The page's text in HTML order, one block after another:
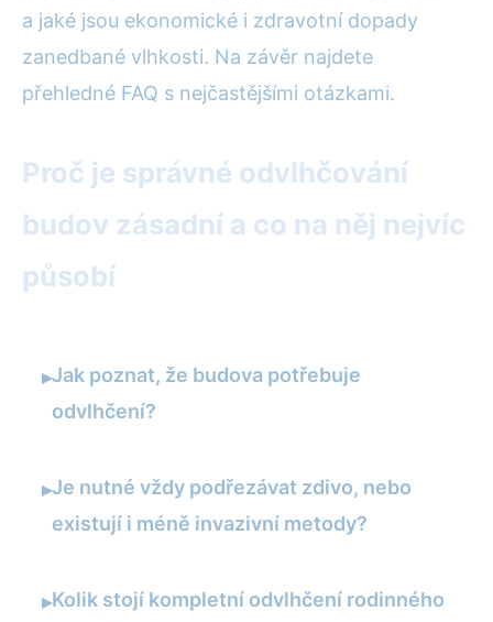
a jaké jsou ekonomické i zdravotní dopady
zanedbané vlhkosti. Na závěr najdete
přehledné FAQ s nejčastějšími otázkami.
Proč je správné odvlhčování
budov zásadní a co na něj nejvíc
působí
▸Jak poznat, že budova potřebuje
odvlhčení?
▸Je nutné vždy podřezávat zdivo, nebo
existují i méně invazivní metody?
▸Kolik stojí kompletní odvlhčení rodinného